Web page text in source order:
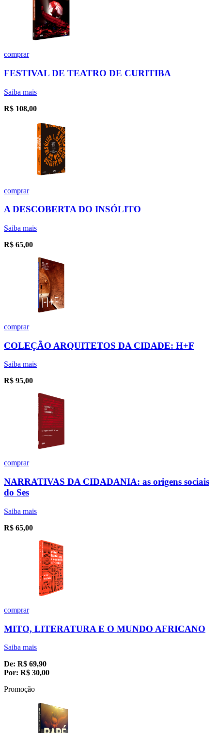
comprar
FESTIVAL DE TEATRO DE CURITIBA
Saiba mais
R$ 108,00
comprar
A DESCOBERTA DO INSÓLITO
Saiba mais
R$ 65,00
comprar
COLEÇÃO ARQUITETOS DA CIDADE: H+F
Saiba mais
R$ 95,00
comprar
NARRATIVAS DA CIDADANIA: as origens sociais
do Ses
Saiba mais
R$ 65,00
comprar
MITO, LITERATURA E O MUNDO AFRICANO
Saiba mais
De: R$ 69,90
Por: R$ 30,00
Promoção